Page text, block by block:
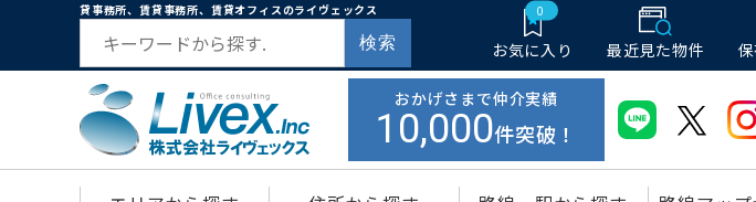
貸事務所、賃貸事務所、賃貸オフィスのライヴェックス
検索
0
お気に入り 最近見た物件
おかげさまで仲介実績
10,000件突破！